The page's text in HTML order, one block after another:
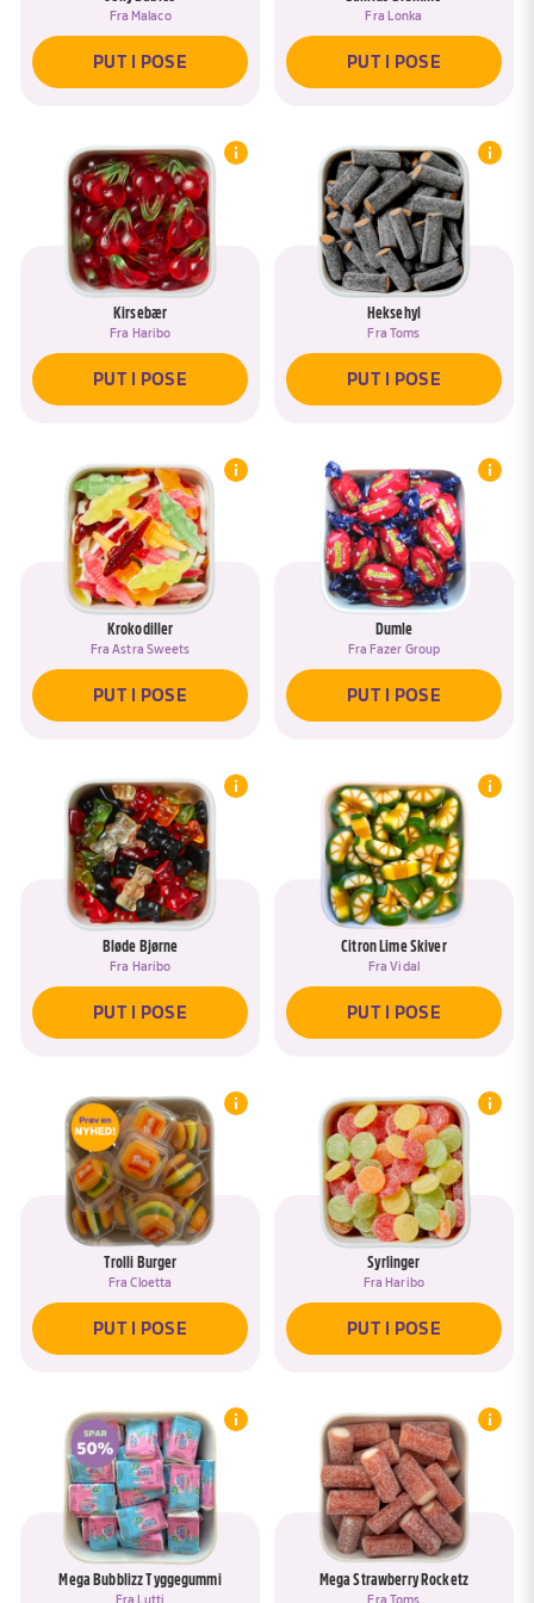
Fra Malaco
PUT I POSE
Fra Lonka
PUT I POSE
Kirsebær
Fra Haribo
PUT I POSE
Heksehyl
Fra Toms
PUT I POSE
Krokodiller
FraAstra Sweets
PUT I POSE
Dumle
Fra Fazer Group
PUT I POSE
Bløde Bjørne
Fra Haribo
PUT I POSE
Citron Lime Skiver
FraVidal
PUT I POSE
Trolli Burger
FraCloetta
PUT I POSE
Syrlinger
Fra Haribo
PUT I POSE
Mega Bubblizz Tyggegummi
Fra Lutti
Mega Strawberry Rocketz
Fra Toms